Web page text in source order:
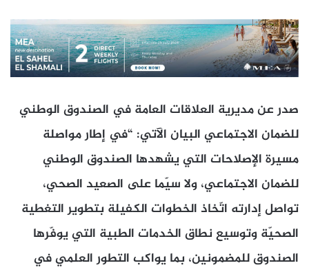
صدر عن مديرية العلاقات العامة في الصندوق الوطني
للضمان الاجتماعي البيان الآتي: “في إطار مواصلة
مسيرة الإصلاحات التي يشهدها الصندوق الوطني
للضمان الاجتماعي، ولا سيّما على الصعيد الصحي،
تواصل إدارته اتّخاذ الخطوات الكفيلة بتطوير التغطية
الصحيّة وتوسيع نطاق الخدمات الطبية التي يوفّرها
الصندوق للمضمونين، بما يواكب التطور العلمي في